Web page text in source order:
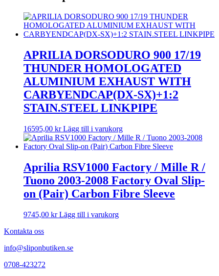
APRILIA DORSODURO 900 17/19
THUNDER HOMOLOGATED
ALUMINIUM EXHAUST WITH
CARBYENDCAP(DX-SX)+1:2
STAIN.STEEL LINKPIPE
16595,00 kr Lägg till i varukorg
Aprilia RSV1000 Factory / Mille R /
Tuono 2003-2008 Factory Oval Slip-
on (Pair) Carbon Fibre Sleeve
9745,00 kr Lägg till i varukorg
Kontakta oss
info@sliponbutiken.se
0708-423272